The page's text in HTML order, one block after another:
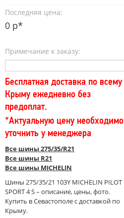
Последняя цена:
0 р*
Примечание к заказу:
Бесплатная доставка по всему
Крыму ежедневно без
предоплат.
*Актуальную цену необходимо
уточнить у менеджера
Все шины 275/35/R21
Все шины R21
Все шины MICHELIN
Шины 275/35/21 103Y MICHELIN PILOT
SPORT 4 S – описание, цены, фото.
Купить в Севастополе с доставкой по
Крыму.